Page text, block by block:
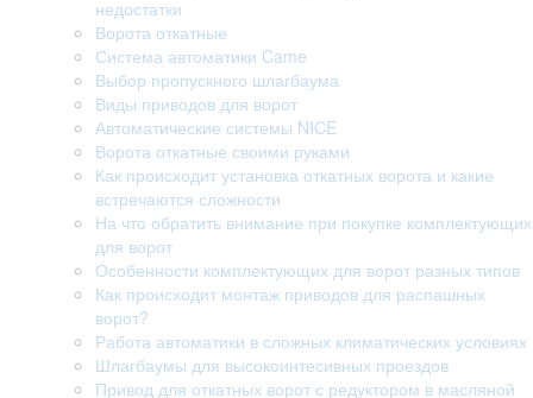
недостатки
Ворота откатные
Система автоматики Came
Выбор пропускного шлагбаума
Виды приводов для ворот
Автоматические системы NICE
Ворота откатные своими руками
Как происходит установка откатных ворота и какие
встречаются сложности
На что обратить внимание при покупке комплектующих
для ворот
Особенности комплектующих для ворот разных типов
Как происходит монтаж приводов для распашных
ворот?
Работа автоматики в сложных климатических условиях
Шлагбаумы для высокоинтесивных проездов
Привод для откатных ворот с редуктором в масляной